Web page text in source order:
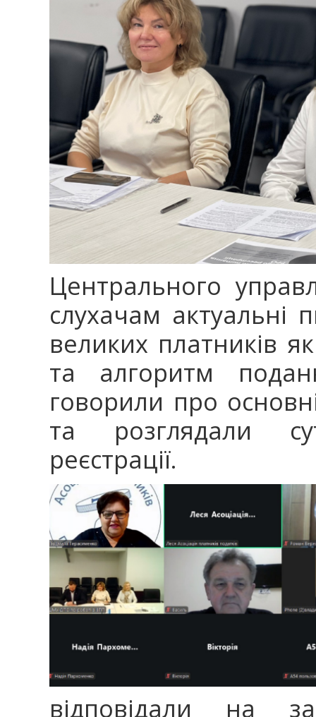
Центрального
слухачам актуальні
великих платників
та алгоритм
говорили про
та розглядали
реєстрації.
відповідали на